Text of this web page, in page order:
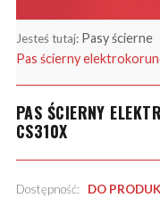
Jesteś tutaj: Pasy ścierne
Pas ścierny
PAS ŚCIERNY
CS310X
Dostępność: DO